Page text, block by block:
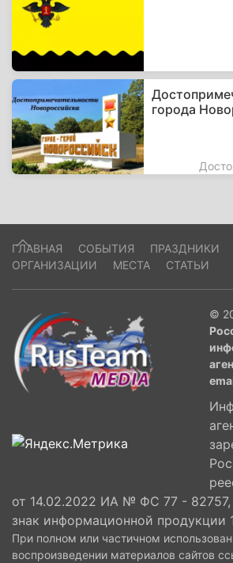
города
ГЛАВНАЯ СОБЫТИЯ ПРАЗДНИКИ
ОРГАНИЗАЦИИ
МЕСТА СТАТЬИ
©
от 14.02.2022 ИА № ФС 77 - 82757,
знак информационной продукции
При полном или частичном
воспроизведении материалов сайтов